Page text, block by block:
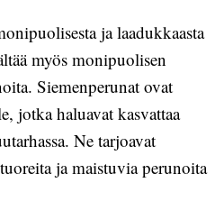
ja laadukkaasta
myös monipuolisen
Siemenperunat ovat
jotka haluavat kasvattaa
Ne tarjoavat
ja maistuvia perunoita